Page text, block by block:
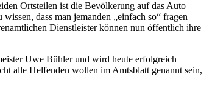
Ortsteilen ist die Bevölkerung auf das Auto
dass man jemanden „einfach so“ fragen
Dienstleister können nun öffentlich ihre
Uwe Bühler und wird heute erfolgreich
alle Helfenden wollen im Amtsblatt genannt sein,